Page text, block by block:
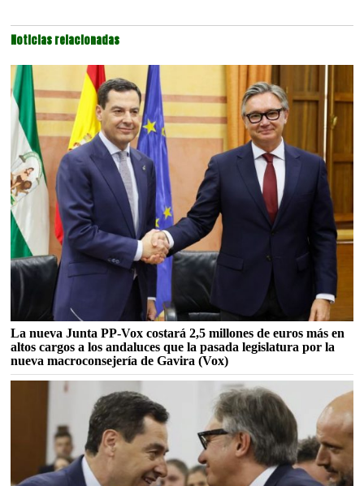
Noticias relacionadas
La nueva Junta PP-Vox costará 2,5 millones de euros más en
altos cargos a los andaluces que la pasada legislatura por la
nueva macroconsejería de Gavira (Vox)